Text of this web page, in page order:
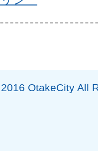
OtakeCity All